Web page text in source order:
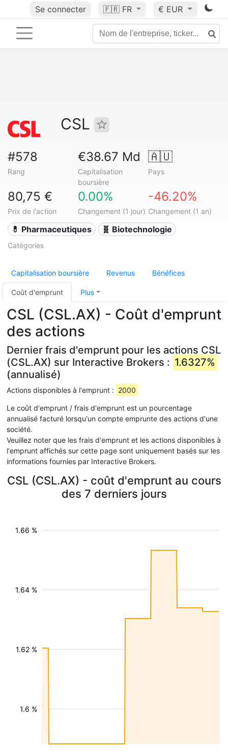
Se connecter 🇫🇷 FR € EUR
CSL
#578
Rang
€38.67 Md
Capitalisation
boursière
🇦🇺
Pays
80,75 €
Prix de l'action
0.00%
Changement (1 jour)
-46.20%
Changement (1 an)
💊 Pharmaceutiques 🧬 Biotechnologie
Catégories
Capitalisation boursière Revenus Bénéfices
Coût d'emprunt Plus
CSL (CSL.AX) - Coût d'emprunt
des actions
Dernier frais d'emprunt pour les actions CSL
(CSL.AX) sur Interactive Brokers : 1.6327%
(annualisé)
Actions disponibles à l'emprunt : 2000
Le coût d'emprunt / frais d'emprunt est un pourcentage
annualisé facturé lorsqu'un compte emprunte des actions d'une
société.
Veuillez noter que les frais d'emprunt et les actions disponibles à
l'emprunt affichés sur cette page sont uniquement basés sur les
informations fournies par Interactive Brokers.
CSL (CSL.AX) - coût d'emprunt au cours
des 7 derniers jours
1.6 %
1.62 %
1.64 %
1.66 %